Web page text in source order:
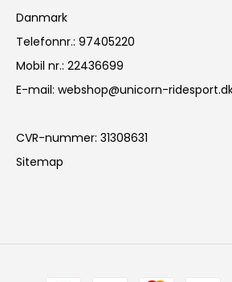
Danmark
Telefonnr.: 97405220
Mobil nr.: 22436699
E-mail: webshop@unicorn-
CVR-nummer: 31308631
Sitemap